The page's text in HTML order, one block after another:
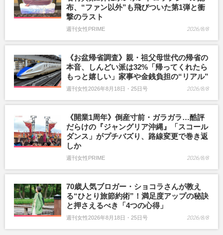
布、“ファン以外”も飛びついた第1弾と衝
撃のラスト
週刊女性PRIME 2026/8/8
《お盆帰省調査》親・祖父母世代の帰省の
本音、しんどい派は32%「帰ってくれたら
もっと嬉しい」家事や金銭負担の“リアル”
週刊女性2026年8月18日・25日号 2026/8/8
《開業1周年》倒産寸前・ガラガラ…酷評
だらけの『ジャングリア沖縄』「スコール
ダンス」がプチバズり、路線変更で巻き返
しか
週刊女性PRIME 2026/8/8
70歳人気ブロガー・ショコラさんが教え
る“ひとり旅節約術”！満足度アップの秘訣
と押さえるべき「4つの心得」
週刊女性2026年8月18日・25日号 2026/8/8